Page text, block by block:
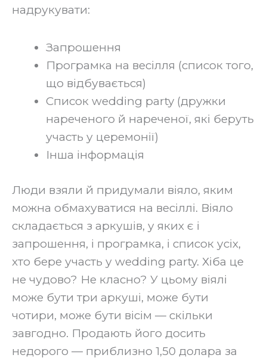
надрукувати:
Запрошення
Програмка на весілля (список того,
що відбувається)
Список wedding party (дружки
нареченого й нареченої, які беруть
участь у церемонії)
Інша інформація‍
Люди взяли й придумали віяло, яким
можна обмахуватися на весіллі. Віяло
складається з аркушів, у яких є і
запрошення, і програмка, і список усіх,
хто бере участь у wedding party. Хіба це
не чудово? Не класно? У цьому віялі
може бути три аркуші, може бути
чотири, може бути вісім — скільки
завгодно. Продають його досить
недорого — приблизно 1,50 долара за